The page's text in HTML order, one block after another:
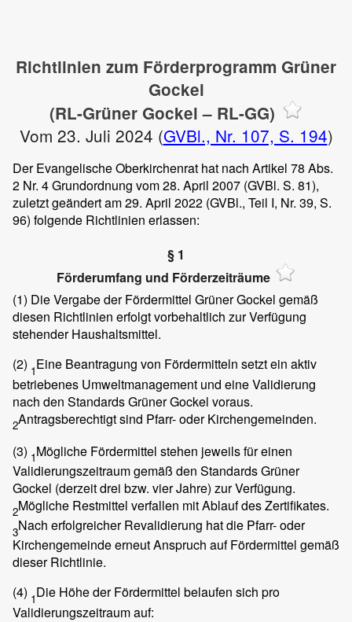
Richtlinien zum Förderprogramm Grüner
Gockel
(RL-Grüner Gockel – RL-GG)
Vom 23. Juli 2024 (GVBl., Nr. 107, S. 194)
Der Evangelische Oberkirchenrat hat nach Artikel 78 Abs.
2 Nr. 4 Grundordnung vom 28. April 2007 (GVBl. S. 81),
zuletzt geändert am 29. April 2022 (GVBl., Teil I, Nr. 39, S.
96) folgende Richtlinien erlassen:
§ 1
Förderumfang und Förderzeiträume
(1) Die Vergabe der Fördermittel Grüner Gockel gemäß
diesen Richtlinien erfolgt vorbehaltlich zur Verfügung
stehender Haushaltsmittel.
(2) 1Eine Beantragung von Fördermitteln setzt ein aktiv
betriebenes Umweltmanagement und eine Validierung
nach den Standards Grüner Gockel voraus.
2Antragsberechtigt sind Pfarr- oder Kirchengemeinden.
(3) 1Mögliche Fördermittel stehen jeweils für einen
Validierungszeitraum gemäß den Standards Grüner
Gockel (derzeit drei bzw. vier Jahre) zur Verfügung.
2Mögliche Restmittel verfallen mit Ablauf des Zertifikates.
3Nach erfolgreicher Revalidierung hat die Pfarr- oder
Kirchengemeinde erneut Anspruch auf Fördermittel gemäß
dieser Richtlinie.
(4) 1Die Höhe der Fördermittel belaufen sich pro
Validierungszeitraum auf: